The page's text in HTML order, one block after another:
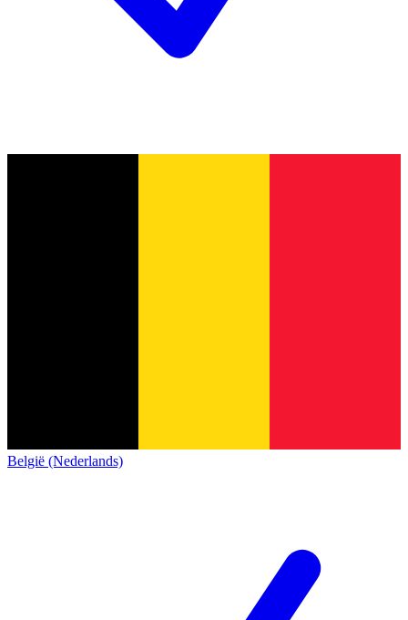
België (Nederlands)